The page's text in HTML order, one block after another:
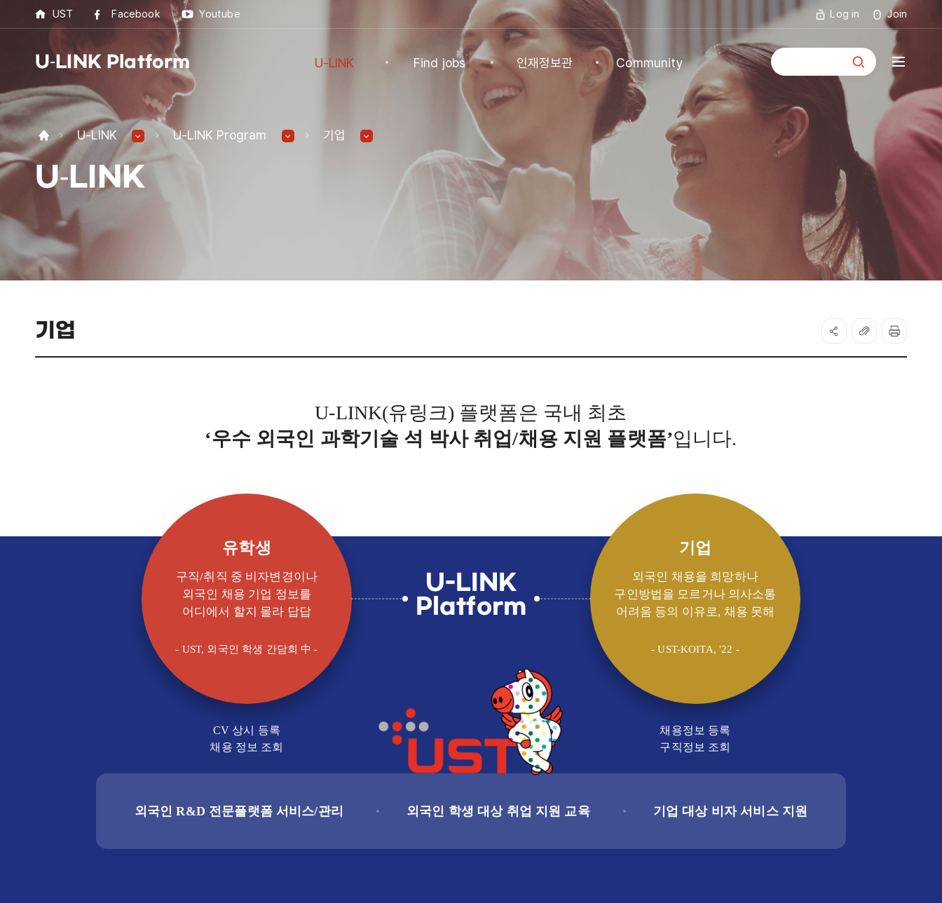
U-LINK Platform
통합검색
U-LINK
Story
Find jobs
Find jobs
Recommended
인재정보관
인재정보(전체)
패스트트랙 특별관
Community
Community
Announcements
UST Facebook Youtube Log in Join
U-LINK U-LINK Program 기업
U-LINK
기업
U-LINK(유링크) 플랫폼은 국내 최초
‘우수 외국인 과학기술 석 박사 취업/채용 지원 플랫폼’입니다.
U-LINK
Platform
유학생
구직/취직 중 비자변경이나
외국인 채용 기업 정보를
어디에서 할지 몰라 답답
- UST, 외국인 학생 간담회 中 -
CV 상시 등록
채용 정보 조회
기업
외국인 채용을 희망하나
구인방법을 모르거나 의사소통
어려움 등의 이유로, 채용 못해
- UST-KOITA, '22 -
채용정보 등록
구직정보 조회
외국인 R&D 전문플랫폼 서비스/관리 외국인 학생 대상 취업 지원 교육 기업 대상 비자 서비스 지원